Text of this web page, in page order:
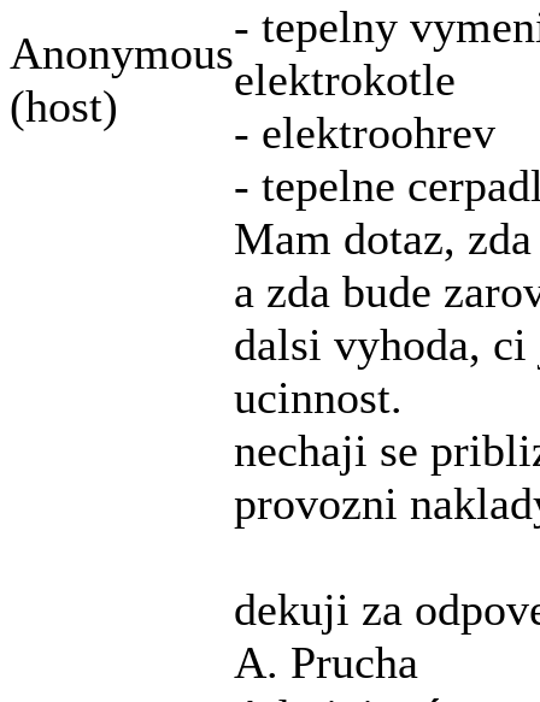
Anonymous
(host)
- tepelny
elektrokotle
- elektroohrev
- tepelne
Mam dotaz,
a zda bude
dalsi vyhoda,
ucinnost.
nechaji se
provozni
dekuji za
A. Prucha